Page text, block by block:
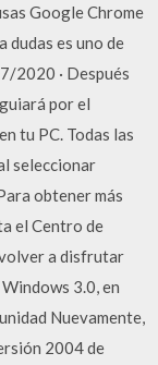
Google Chrome
dudas es uno de
2020 · Después
por el
tu PC. Todas las
seleccionar
obtener más
el Centro de
a disfrutar
3.0, en
Nuevamente,
2004 de